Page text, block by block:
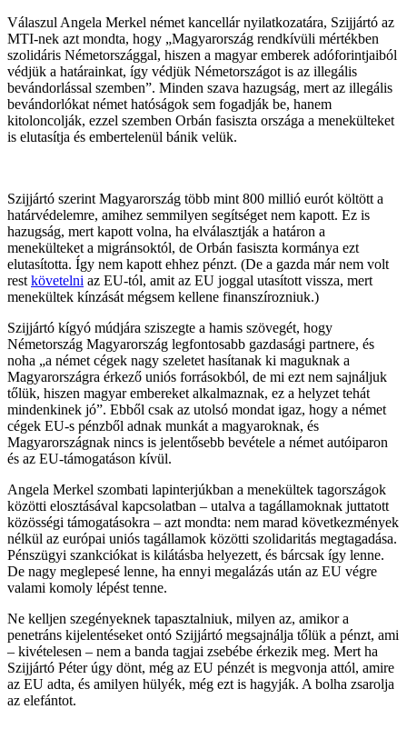
Válaszul Angela Merkel német kancellár nyilatkozatára, Szijjártó az
MTI-nek azt mondta, hogy „Magyarország rendkívüli mértékben
szolidáris Németországgal, hiszen a magyar emberek adóforintjaiból
védjük a határainkat, így védjük Németországot is az illegális
bevándorlással szemben”. Minden szava hazugság, mert az illegális
bevándorlókat német hatóságok sem fogadják be, hanem
kitoloncolják, ezzel szemben Orbán fasiszta országa a menekülteket
is elutasítja és embertelenül bánik velük.
Szijjártó szerint Magyarország több mint 800 millió eurót költött a
határvédelemre, amihez semmilyen segítséget nem kapott. Ez is
hazugság, mert kapott volna, ha elválasztják a határon a
menekülteket a migránsoktól, de Orbán fasiszta kormánya ezt
elutasította. Így nem kapott ehhez pénzt. (De a gazda már nem volt
rest követelni az EU-tól, amit az EU joggal utasított vissza, mert
menekültek kínzását mégsem kellene finanszírozniuk.)
Szijjártó kígyó múdjára sziszegte a hamis szövegét, hogy
Németország Magyarország legfontosabb gazdasági partnere, és
noha „a német cégek nagy szeletet hasítanak ki maguknak a
Magyarországra érkező uniós forrásokból, de mi ezt nem sajnáljuk
tőlük, hiszen magyar embereket alkalmaznak, ez a helyzet tehát
mindenkinek jó”. Ebből csak az utolsó mondat igaz, hogy a német
cégek EU-s pénzből adnak munkát a magyaroknak, és
Magyarországnak nincs is jelentősebb bevétele a német autóiparon
és az EU-támogatáson kívül.
Angela Merkel szombati lapinterjúkban a menekültek tagországok
közötti elosztásával kapcsolatban – utalva a tagállamoknak juttatott
közösségi támogatásokra – azt mondta: nem marad következmények
nélkül az európai uniós tagállamok közötti szolidaritás megtagadása.
Pénszügyi szankciókat is kilátásba helyezett, és bárcsak így lenne.
De nagy meglepesé lenne, ha ennyi megalázás után az EU végre
valami komoly lépést tenne.
Ne kelljen szegényeknek tapasztalniuk, milyen az, amikor a
penetráns kijelentéseket ontó Szijjártó megsajnálja tőlük a pénzt, ami
– kivételesen – nem a banda tagjai zsebébe érkezik meg. Mert ha
Szijjártó Péter úgy dönt, még az EU pénzét is megvonja attól, amire
az EU adta, és amilyen hülyék, még ezt is hagyják. A bolha zsarolja
az elefántot.